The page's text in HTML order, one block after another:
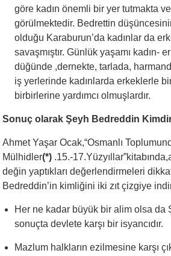
göre kadın önemli bir yer tutmakta
görülmektedir. Bedrettin
olduğu Karaburun’da kadınlar da
savaşmıştır. Günlük yaşamı kadın-
düğünde ,dernekte, tarlada,
iş yerlerinde kadınlarda erkeklerle
birbirlerine yardımcı olmuşlardır.
Sonuç olarak Şeyh Bedreddin
Ahmet Yaşar Ocak,“Osmanlı
Mülhidler(*) .15.-
değin yaptıkları değerlendirmeleri
Bedreddin’in kimliğini iki zıt çizgiye
Her ne kadar büyük bir alim olsa da
sonuçta devlete karşı bir isyancıdır.
Mazlum halkların ezilmesine karşı